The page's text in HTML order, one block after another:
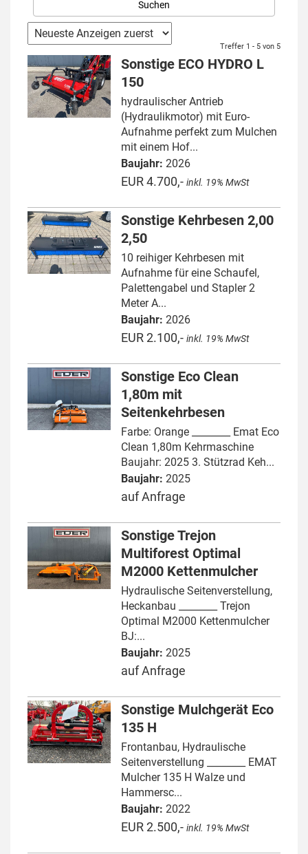
Treffer 1 - 5 von 5
Sonstige ECO HYDRO L
150
hydraulischer Antrieb
(Hydraulikmotor) mit Euro-
Aufnahme perfekt zum Mulchen
mit einem Hof...
Baujahr: 2026
EUR 4.700,- inkl. 19% MwSt
Sonstige Kehrbesen 2,00
2,50
10 reihiger Kehrbesen mit
Aufnahme für eine Schaufel,
Palettengabel und Stapler 2
Meter A...
Baujahr: 2026
EUR 2.100,- inkl. 19% MwSt
Sonstige Eco Clean
1,80m mit
Seitenkehrbesen
Farbe: Orange ________ Emat Eco
Clean 1,80m Kehrmaschine
Baujahr: 2025 3. Stützrad Keh...
Baujahr: 2025
auf Anfrage
Sonstige Trejon
Multiforest Optimal
M2000 Kettenmulcher
Hydraulische Seitenverstellung,
Heckanbau ________ Trejon
Optimal M2000 Kettenmulcher
BJ:...
Baujahr: 2025
auf Anfrage
Sonstige Mulchgerät Eco
135 H
Frontanbau, Hydraulische
Seitenverstellung ________ EMAT
Mulcher 135 H Walze und
Hammersc...
Baujahr: 2022
EUR 2.500,- inkl. 19% MwSt